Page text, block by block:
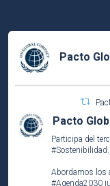
Pacto
Pacto
Participa del
#Sostenibilidad
Abordamos los
#Agenda2030